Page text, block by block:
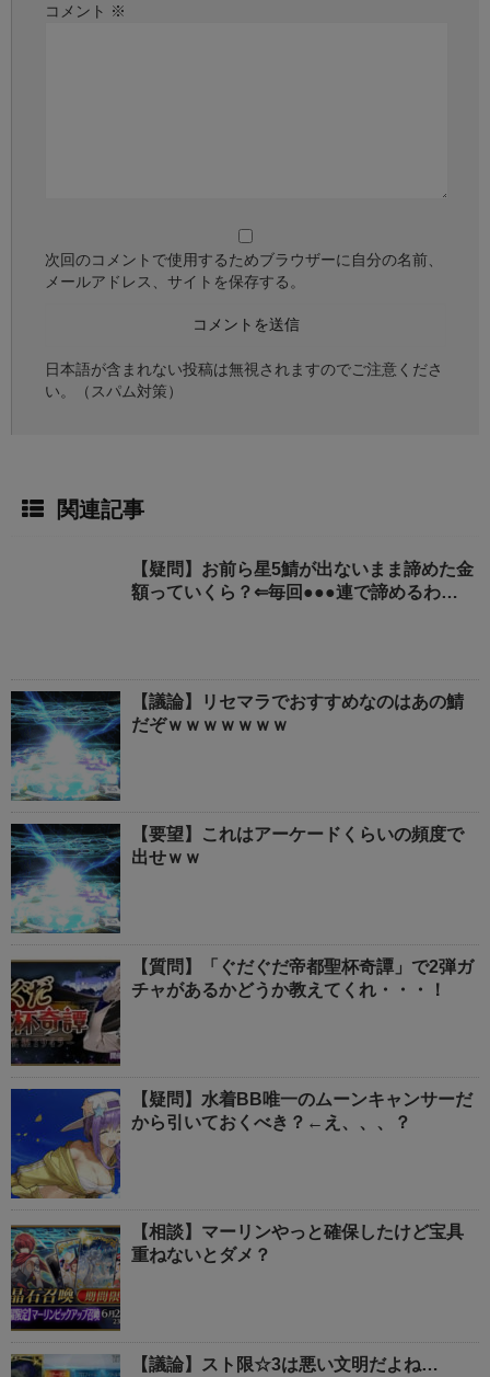
コメント ※
次回のコメントで使用するためブラウザーに自分の名前、
メールアドレス、サイトを保存する。
日本語が含まれない投稿は無視されますのでご注意くださ
い。（スパム対策）
関連記事
【疑問】お前ら星5鯖が出ないまま諦めた金
額っていくら？⇐毎回●●●連で諦めるわ…
【議論】リセマラでおすすめなのはあの鯖
だぞｗｗｗｗｗｗｗ
【要望】これはアーケードくらいの頻度で
出せｗｗ
【質問】「ぐだぐだ帝都聖杯奇譚」で2弾ガ
チャがあるかどうか教えてくれ・・・！
【疑問】水着BB唯一のムーンキャンサーだ
から引いておくべき？←え、、、？
【相談】マーリンやっと確保したけど宝具
重ねないとダメ？
【議論】スト限☆3は悪い文明だよね…